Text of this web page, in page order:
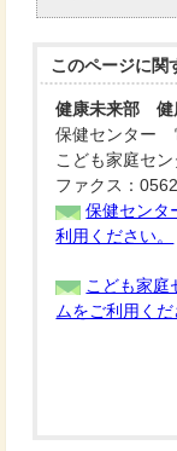
このページに関
健康未来部 健
保健センター
こども家庭セ
ファクス：
保健センタ
利用ください。
こども家庭
ムをご利用くだ